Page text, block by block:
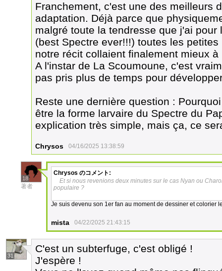
Franchement, c'est une des meilleurs
adaptation. Déjà parce que
malgré toute la tendresse que j'ai
(best Spectre ever!!!) toutes les
notre récit collaient finalement mieux
A l'instar de La Scoumoune, c'est
pas pris plus de temps pour
Reste une dernière question :
être la forme larvaire du Spectre du
explication très simple, mais ça, ce
Chrysos 04/16/2025 13:38:59
18
著者
Chrysos のコメント:
Et si nous revenions deux minutes sur le cas Nyan ou
populaire ?
Je suis devenu son 1er fan au moment de dessiner et colorier
mista 04/22/2025 21:43:15
31
C'est un subterfuge, c'est obligé !
J'espère !